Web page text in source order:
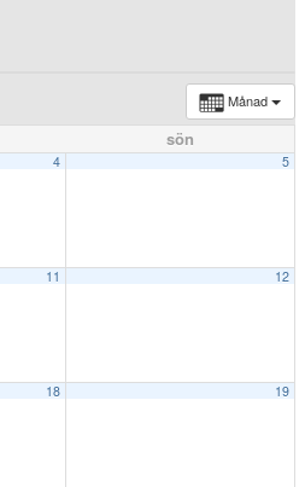
Månad
sön
4 5
11 12
18 19